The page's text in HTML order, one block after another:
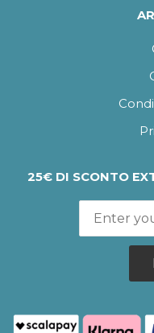
25€ DI SCONTO